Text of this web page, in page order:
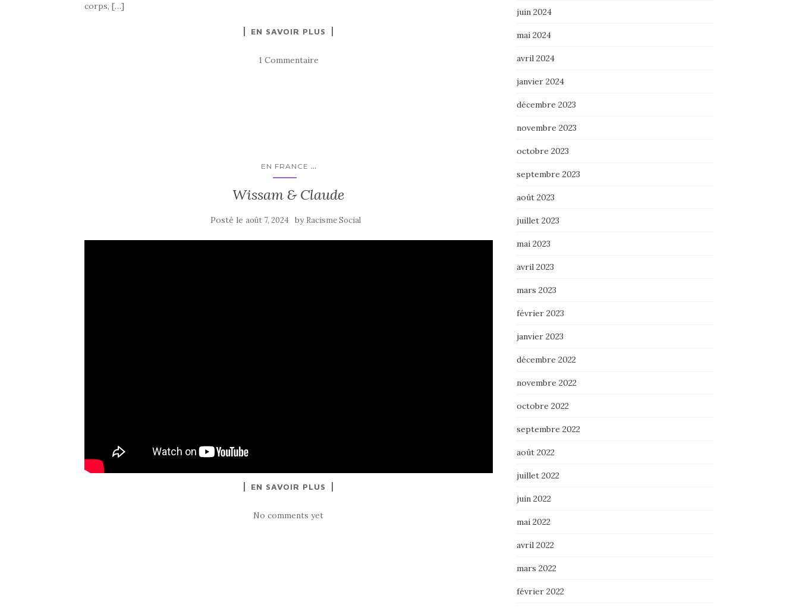
corps, […]
EN SAVOIR PLUS
1 Commentaire
EN FRANCE ...
Wissam & Claude
Posté le août 7, 2024 by Racisme Social
EN SAVOIR PLUS
No comments yet
juin 2024
mai 2024
avril 2024
janvier 2024
décembre 2023
novembre 2023
octobre 2023
septembre 2023
août 2023
juillet 2023
mai 2023
avril 2023
mars 2023
février 2023
janvier 2023
décembre 2022
novembre 2022
octobre 2022
septembre 2022
août 2022
juillet 2022
juin 2022
mai 2022
avril 2022
mars 2022
février 2022